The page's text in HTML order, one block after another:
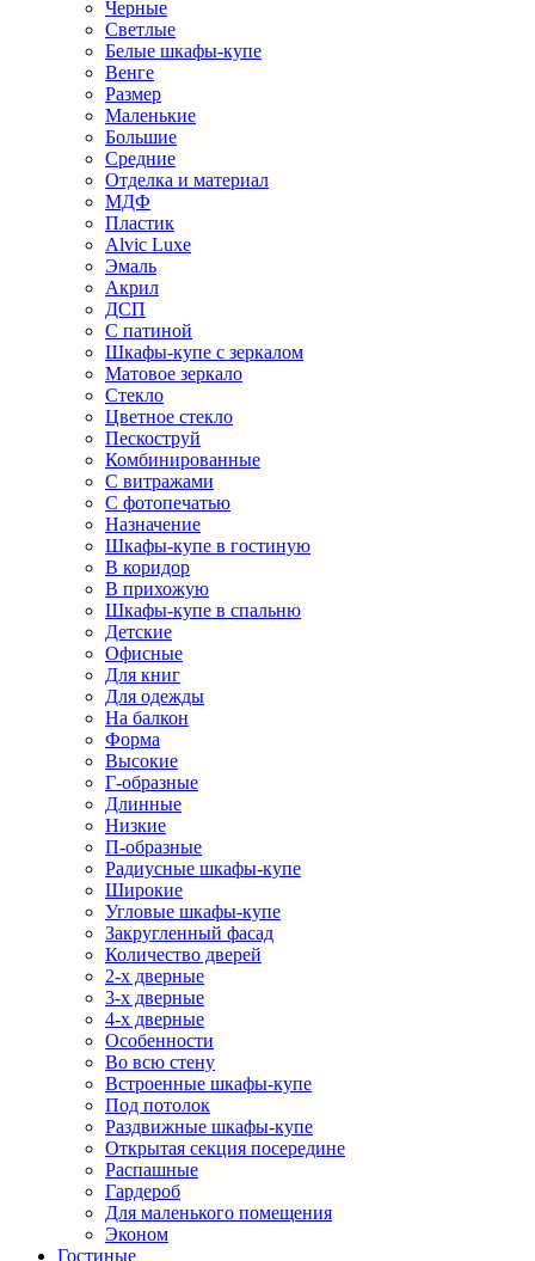
Черные
Светлые
Белые шкафы-купе
Венге
Размер
Маленькие
Большие
Средние
Отделка и материал
МДФ
Пластик
Alvic Luxe
Эмаль
Акрил
ДСП
С патиной
Шкафы-купе с зеркалом
Матовое зеркало
Стекло
Цветное стекло
Пескоструй
Комбинированные
С витражами
С фотопечатью
Назначение
Шкафы-купе в гостиную
В коридор
В прихожую
Шкафы-купе в спальню
Детские
Офисные
Для книг
Для одежды
На балкон
Форма
Высокие
Г-образные
Длинные
Низкие
П-образные
Радиусные шкафы-купе
Широкие
Угловые шкафы-купе
Закругленный фасад
Количество дверей
2-х дверные
3-х дверные
4-х дверные
Особенности
Во всю стену
Встроенные шкафы-купе
Под потолок
Раздвижные шкафы-купе
Открытая секция посередине
Распашные
Гардероб
Для маленького помещения
Эконом
Гостиные